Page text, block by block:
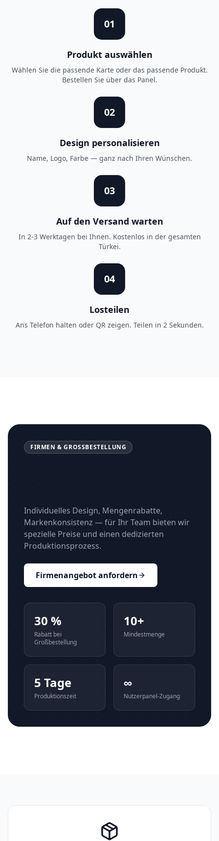
01
Produkt auswählen
Wählen Sie die passende Karte oder das passende Produkt.
Bestellen Sie über das Panel.
02
Design personalisieren
Name, Logo, Farbe — ganz nach Ihren Wünschen.
03
Auf den Versand warten
In 2-3 Werktagen bei Ihnen. Kostenlos in der gesamten
Türkei.
04
Losteilen
Ans Telefon halten oder QR zeigen. Teilen in 2 Sekunden.
FIRMEN & GROSSBESTELLUNG
Individuelles Design, Mengenrabatte,
Markenkonsistenz — für Ihr Team bieten wir
spezielle Preise und einen dedizierten
Produktionsprozess.
Firmenangebot anfordern
30 %
Rabatt bei
Großbestellung
10+
Mindestmenge
5 Tage
Produktionszeit
∞
Nutzerpanel-Zugang